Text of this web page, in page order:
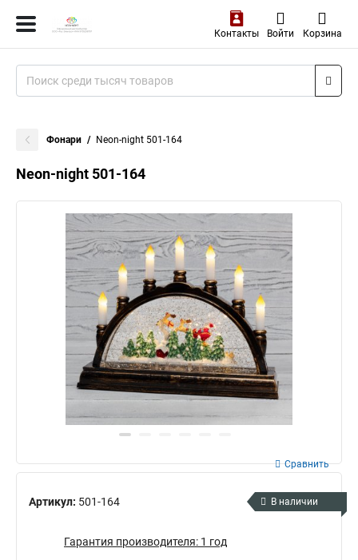
Контакты Войти Корзина
Фонари Neon-night 501-164
Neon-night 501-164
Артикул: 501-164
Сравнить
В наличии
Гарантия производителя: 1 год